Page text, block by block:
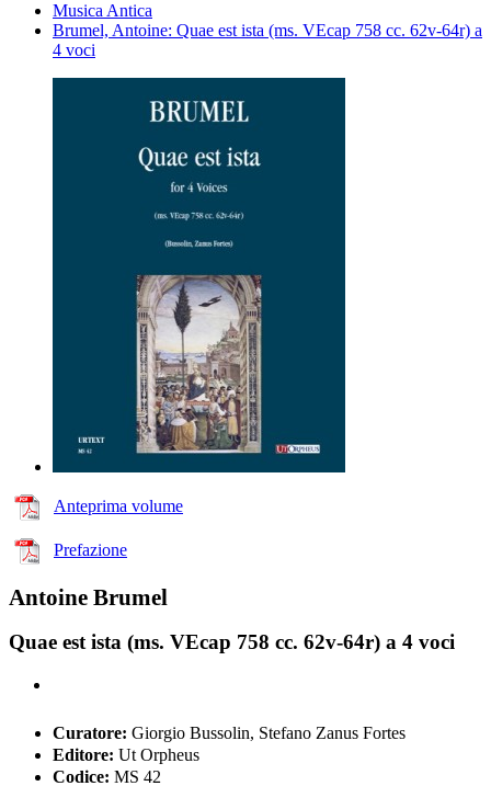
Musica Antica
Brumel, Antoine: Quae est ista (ms. VEcap 758 cc. 62v-64r) a
4 voci
Anteprima volume
Prefazione
Antoine Brumel
Quae est ista (ms. VEcap 758 cc. 62v-64r) a 4 voci
Curatore: Giorgio Bussolin, Stefano Zanus Fortes
Editore: Ut Orpheus
Codice: MS 42